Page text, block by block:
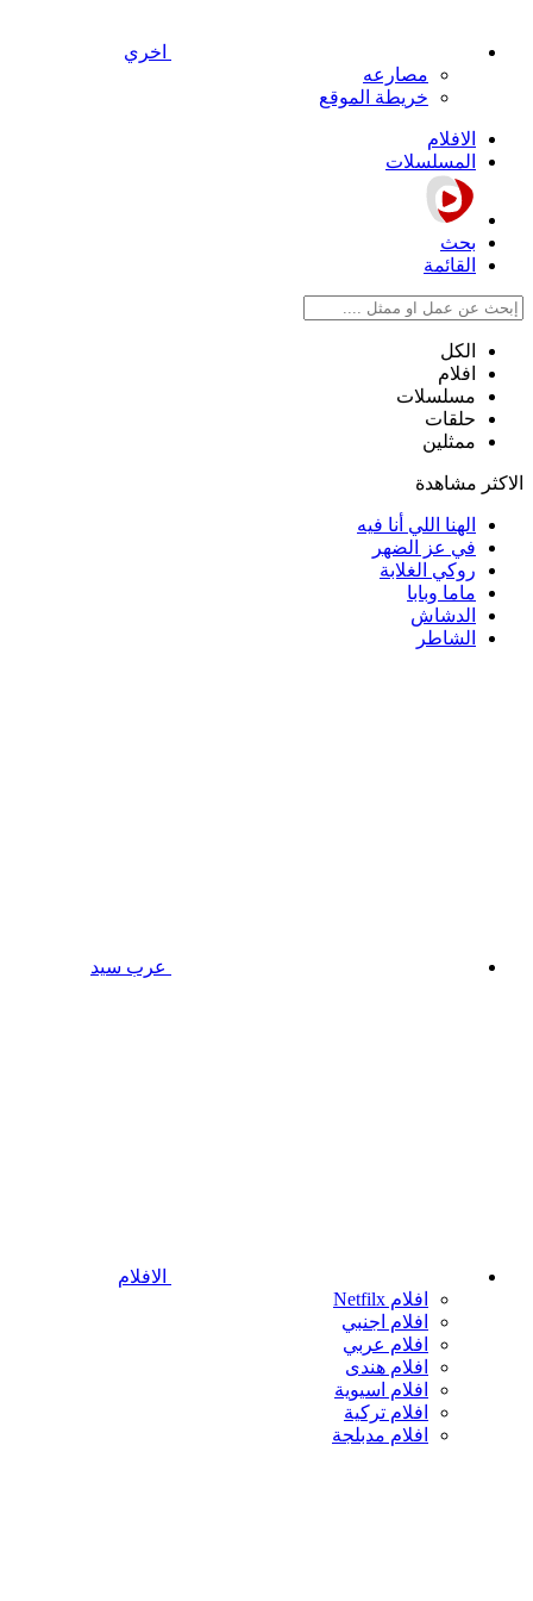
اخري
مصارعه
خريطة الموقع
الافلام
المسلسلات
بحث
القائمة
الكل
افلام
مسلسلات
حلقات
ممثلين
الاكثر مشاهدة
الهنا اللي أنا فيه
في عز الضهر
روكي الغلابة
ماما وبابا
الدشاش
الشاطر
عرب سيد
الافلام
افلام Netfilx
افلام اجنبي
افلام عربي
افلام هندى
افلام اسيوية
افلام تركية
افلام مدبلجة